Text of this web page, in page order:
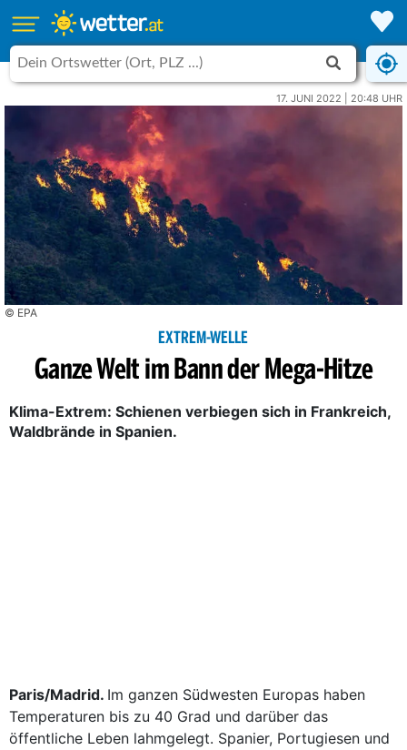
17. JUNI 2022 | 20:48 UHR
© EPA
EXTREM-WELLE
Ganze Welt im Bann der Mega-Hitze
Klima-Extrem: Schienen verbiegen sich in Frankreich,
Waldbrände in Spanien.
Paris/Madrid. Im ganzen Südwesten Europas haben
Temperaturen bis zu 40 Grad und darüber das
öffentliche Leben lahmgelegt. Spanier, Portugiesen und